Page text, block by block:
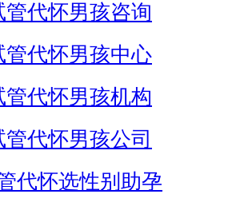
管代怀男孩咨询
管代怀男孩中心
管代怀男孩机构
管代怀男孩公司
代怀选性别助孕